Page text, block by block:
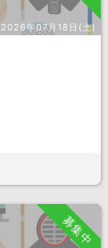
2026年07月18日(土)
募集中